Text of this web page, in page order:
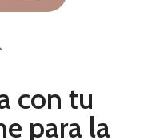
con tu
para la